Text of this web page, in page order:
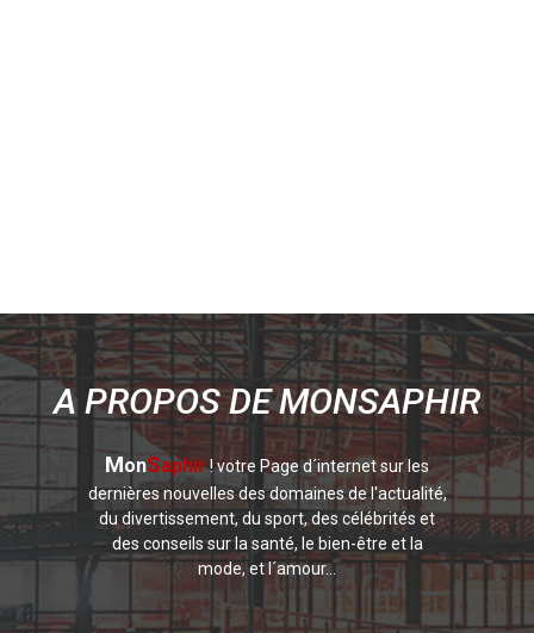
A PROPOS DE MONSAPHIR
MonSaphir! votre Page d´internet sur les
dernières nouvelles des domaines de l'actualité,
du divertissement, du sport, des célébrités et
des conseils sur la santé, le bien-être et la
mode, et l´amour...